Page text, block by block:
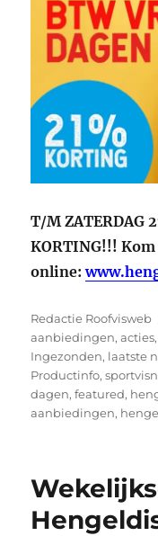
T/M ZATERDAG
KORTING!!!
online:
Auteur
Redactie Roofvisweb
aanbiedingen,acties
Ingezonden, laatste
Productinfo,
dagen,featured,
aanbiedingen,